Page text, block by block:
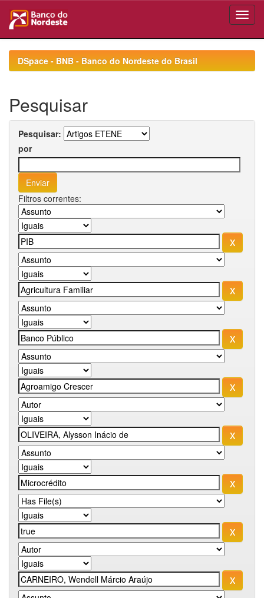
navigationDSpace - BNB - Banco do Nordeste do Brasil
Pesquisar
Pesquisar:
por
Filtros correntes: